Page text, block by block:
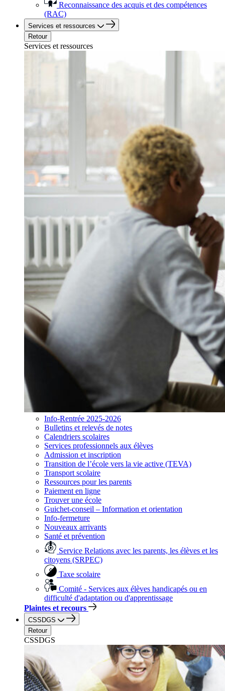
Reconnaissance des acquis et des compétences
(RAC)
Services et ressources
Retour
Services et ressources
Info-Rentrée 2025-2026
Bulletins et relevés de notes
Calendriers scolaires
Services professionnels aux élèves
Admission et inscription
Transition de l’école vers la vie active (TEVA)
Transport scolaire
Ressources pour les parents
Paiement en ligne
Trouver une école
Guichet-conseil – Information et orientation
Info-fermeture
Nouveaux arrivants
Santé et prévention
Service Relations avec les parents, les élèves et les
citoyens (SRPEC)
Taxe scolaire
Comité - Services aux élèves handicapés ou en
difficulté d'adaptation ou d'apprentissage
Plaintes et recours
CSSDGS
Retour
CSSDGS